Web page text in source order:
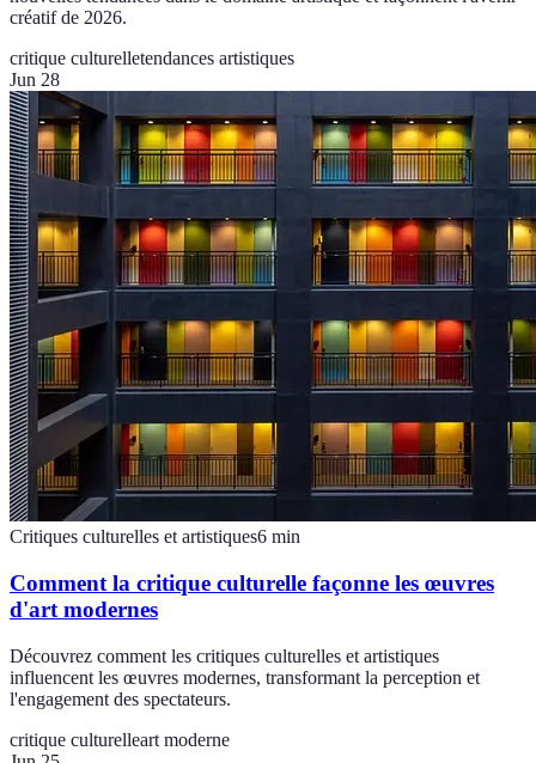
créatif de 2026.
critique culturelletendances artistiques
Jun 28
Critiques culturelles et artistiques6 min
Comment la critique culturelle façonne les œuvres
d'art modernes
Découvrez comment les critiques culturelles et artistiques
influencent les œuvres modernes, transformant la perception et
l'engagement des spectateurs.
critique culturelleart moderne